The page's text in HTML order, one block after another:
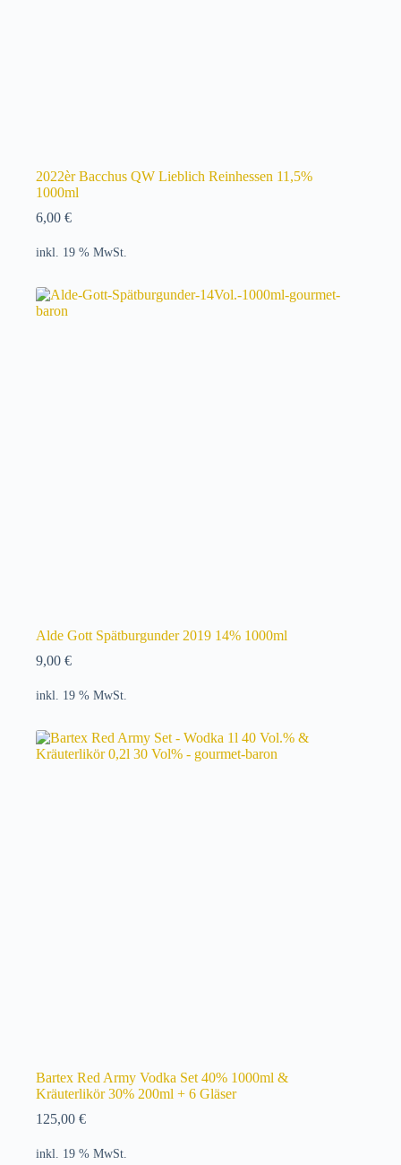
2022èr Bacchus QW Lieblich Reinhessen 11,5%
1000ml
6,00 €
inkl. 19 % MwSt.
Alde Gott Spätburgunder 2019 14% 1000ml
9,00 €
inkl. 19 % MwSt.
Bartex Red Army Vodka Set 40% 1000ml &
Kräuterlikör 30% 200ml + 6 Gläser
125,00 €
inkl. 19 % MwSt.